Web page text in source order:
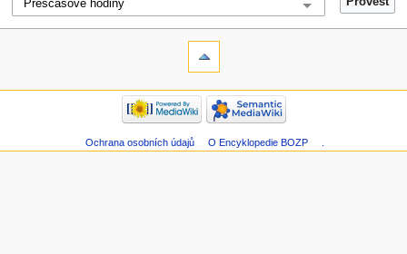
Ochrana osobních údajů O Encyklopedie BOZP